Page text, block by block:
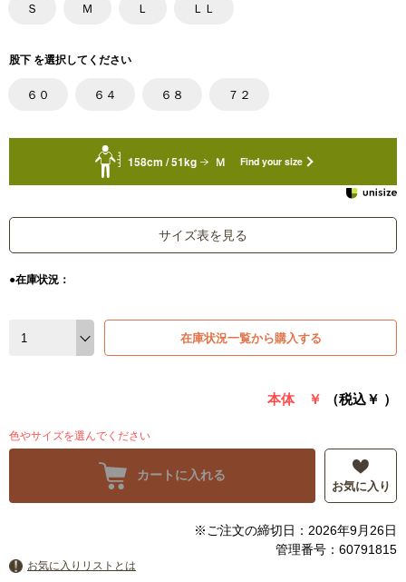
Ｓ Ｍ Ｌ ＬＬ
股下 を選択してください
６０ ６４ ６８ ７２
158cm / 51kg Ｍ Find your size
サイズ表を見る
●在庫状況：
在庫状況一覧から購入する
本体 ￥ （税込￥ ）
色やサイズを選んでください
カートに入れる
お気に入り
※ご注文の締切日：2026年9月26日
管理番号：60791815
お気に入りリストとは